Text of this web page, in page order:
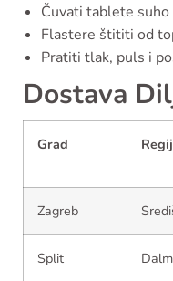
Čuvati tablete
Flastere štititi od
Pratiti tlak, puls i
Dostava
Grad
Zagreb
Split